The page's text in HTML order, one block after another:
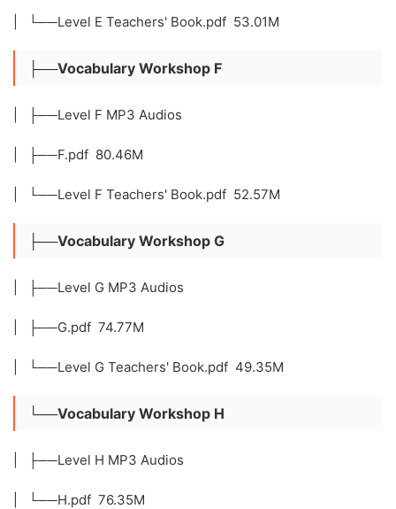
| └──Level E Teachers' Book.pdf 53.01M
├──Vocabulary Workshop F
| ├──Level F MP3 Audios
| ├──F.pdf 80.46M
| └──Level F Teachers' Book.pdf 52.57M
├──Vocabulary Workshop G
| ├──Level G MP3 Audios
| ├──G.pdf 74.77M
| └──Level G Teachers' Book.pdf 49.35M
└──Vocabulary Workshop H
| ├──Level H MP3 Audios
| └──H.pdf 76.35M